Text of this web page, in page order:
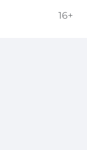
16+